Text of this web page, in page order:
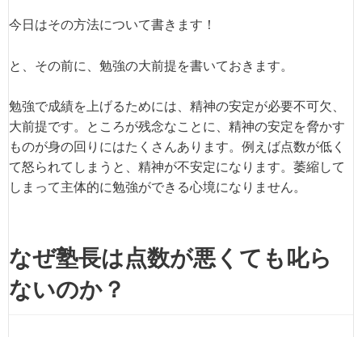
今日はその方法について書きます！
と、その前に、勉強の大前提を書いておきます。
勉強で成績を上げるためには、精神の安定が必要不可欠、
大前提です。ところが残念なことに、精神の安定を脅かす
ものが身の回りにはたくさんあります。例えば点数が低く
て怒られてしまうと、精神が不安定になります。萎縮して
しまって主体的に勉強ができる心境になりません。
なぜ塾長は点数が悪くても叱ら
ないのか？